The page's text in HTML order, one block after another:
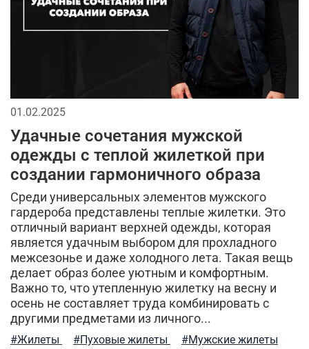
стильная толстовка 5.11 tactical
дизайнерские вещи
милитари брюки
мужская одежда утепленная куртка
флисовая одежда
спортивные куртки комфорт зима лонгслив
стильные шорты отдых теплая одежда
бесшовное женское термобелье
осенняя мужская одежда трикотажные брюки
мужской стиль классическая шапка
01.02.2025
Удачные сочетания мужской
одежды с теплой жилеткой при
создании гармоничного образа
Среди универсальных элементов мужского
гардероба представлены теплые жилетки. Это
отличный вариант верхней одежды, которая
является удачным выбором для прохладного
межсезонье и даже холодного лета. Такая вещь
делает образ более уютным и комфортным.
Важно то, что утепленную жилетку на весну и
осень не составляет труда комбинировать с
другими предметами из личного...
#Жилеты #Пуховые жилеты #Мужские жилеты